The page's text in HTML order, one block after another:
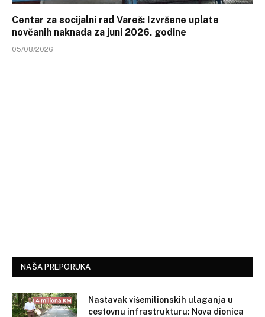
Centar za socijalni rad Vareš: Izvršene uplate
novčanih naknada za juni 2026. godine
05/08/2026
NAŠA PREPORUKA
Nastavak višemilionskih ulaganja u
cestovnu infrastrukturu: Nova dionica